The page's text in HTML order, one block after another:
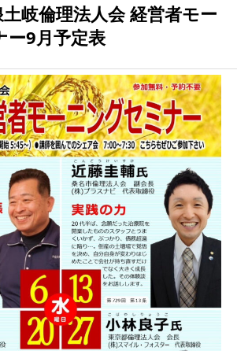
土岐倫理法人会 経営者モー
ー9月予定表